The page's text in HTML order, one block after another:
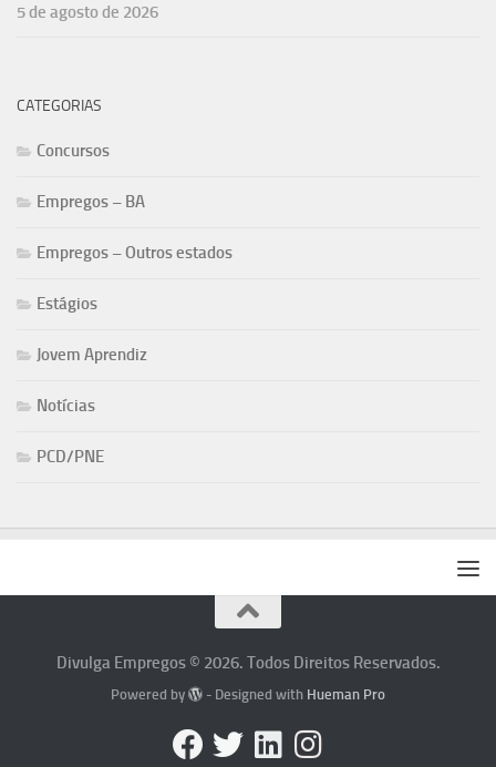
5 de agosto de 2026
CATEGORIAS
Concursos
Empregos – BA
Empregos – Outros estados
Estágios
Jovem Aprendiz
Notícias
PCD/PNE
Divulga Empregos © 2026. Todos Direitos Reservados.
Powered by - Designed with Hueman Pro